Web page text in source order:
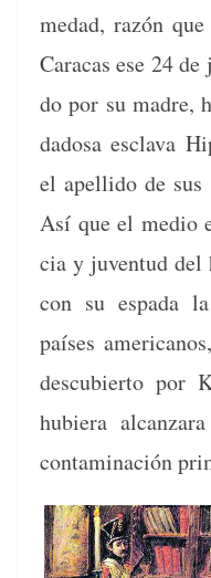
medad, razón
Cara­cas ese 24
do por su madre,
da­dosa escla­va
el apel­li­do de sus
Así que el medio
cia y juven­tud del
con su espa­da
país­es
des­cu­bier­to por
hubiera
con­t­a­m­i­nación